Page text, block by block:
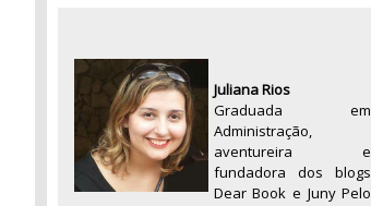
Juliana Rios
Graduada em
Administração,
aventureira e
fundadora dos blogs
Dear Book e Juny Pelo